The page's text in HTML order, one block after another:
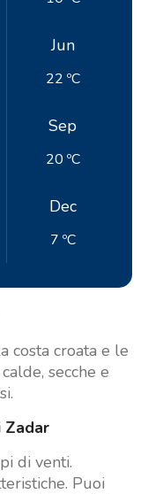
Jun
22 ºC
Sep
20 ºC
Dec
7 ºC
costa croata e le
secche e
Zadar
di venti.
Puoi